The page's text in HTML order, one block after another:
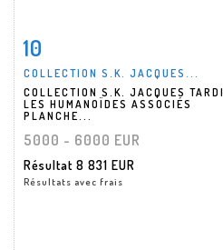
Fiche détaillée
10
COLLECTION S.K. JACQUES...
COLLECTION S.K. JACQUES TARDI
LES HUMANOÏDES ASSOCIÉS
PLANCHE...
5000 - 6000 EUR
Résultat 8 831 EUR
Résultats avec frais